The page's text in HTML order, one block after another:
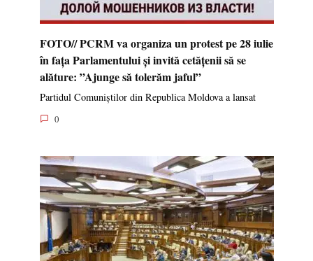
FOTO// PCRM va organiza un protest pe 28 iulie
în fața Parlamentului și invită cetățenii să se
alăture: ”Ajunge să tolerăm jaful”
Partidul Comuniștilor din Republica Moldova a lansat
0